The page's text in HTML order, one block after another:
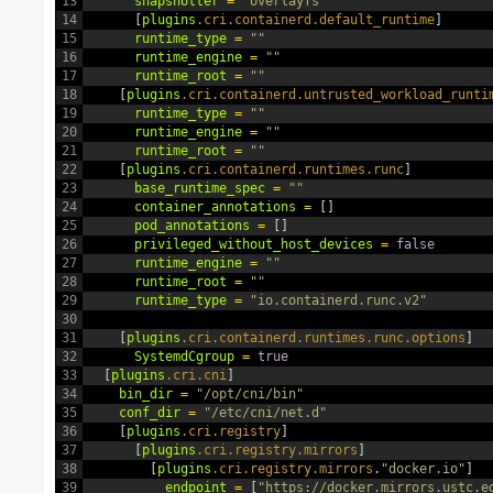
14
15
16
17
18
19
20
21
22
23
24
25
26
27
28
29
30
31
32
33
34
35
36
37
38
39
[plugins .cri .containerd .default_runtime]
runtime_type =
""
runtime_engine =
""
runtime_root =
""
[plugins .cri .containerd
runtime_type =
""
runtime_engine =
""
runtime_root =
""
[plugins .cri .containerd .runtimes .runc]
base_runtime_spec =
""
container_annotations = [ ]
pod_annotations = [ ]
privileged_without_host_devices = false
runtime_engine =
""
runtime_root =
""
runtime_type = "io.containerd.runc.v2"
[plugins .cri .containerd .runtimes .runc .options ]
SystemdCgroup = true
[plugins .cri .cni ]
bin_dir =
"/opt/cni/bin"
conf_dir =
"/etc/cni/net.d"
[plugins .cri .registry]
[plugins .cri .registry .mirrors ]
[plugins .cri .registry.mirrors . "docker.io" ]
endpoint = [ "https://